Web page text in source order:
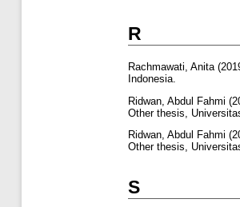
R
Rachmawati, Anita
Indonesia.
Ridwan, Abdul Fahmi
Other thesis,
Ridwan, Abdul Fahmi
Other thesis,
S